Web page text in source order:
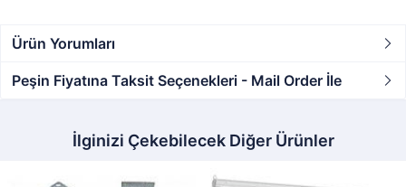
Ürün Yorumları
Peşin Fiyatına Taksit Seçenekleri - Mail Order İle
İlginizi Çekebilecek Diğer Ürünler